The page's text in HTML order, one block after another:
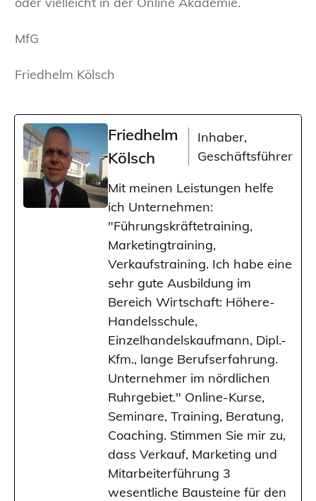
MfG
Friedhelm Kölsch
Friedhelm
Kölsch
Inhaber,
Geschäftsführer
Mit meinen Leistungen helfe
ich Unternehmen:
"Führungskräftetraining,
Marketingtraining,
Verkaufstraining. Ich habe eine
sehr gute Ausbildung im
Bereich Wirtschaft: Höhere-
Handelsschule,
Einzelhandelskaufmann, Dipl.-
Kfm., lange Berufserfahrung.
Unternehmer im nördlichen
Ruhrgebiet." Online-Kurse,
Seminare, Training, Beratung,
Coaching. Stimmen Sie mir zu,
dass Verkauf, Marketing und
Mitarbeiterführung 3
wesentliche Bausteine für den